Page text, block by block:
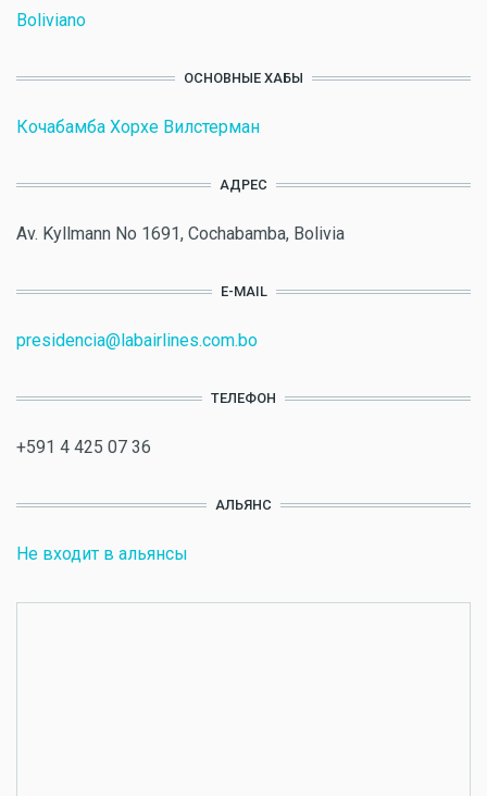
Boliviano
ОСНОВНЫЕ ХАБЫ
Кочабамба Хорхе Вилстерман
АДРЕС
Av. Kyllmann No 1691, Cochabamba, Bolivia
E-MAIL
presidencia@labairlines.com.bo
ТЕЛЕФОН
+591 4 425 07 36
АЛЬЯНС
Не входит в альянсы